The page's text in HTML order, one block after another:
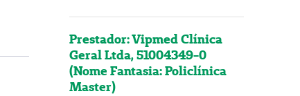
Prestador: Vipmed Clínica
Geral Ltda, 51004349-0
(Nome Fantasia: Policlínica
Master)